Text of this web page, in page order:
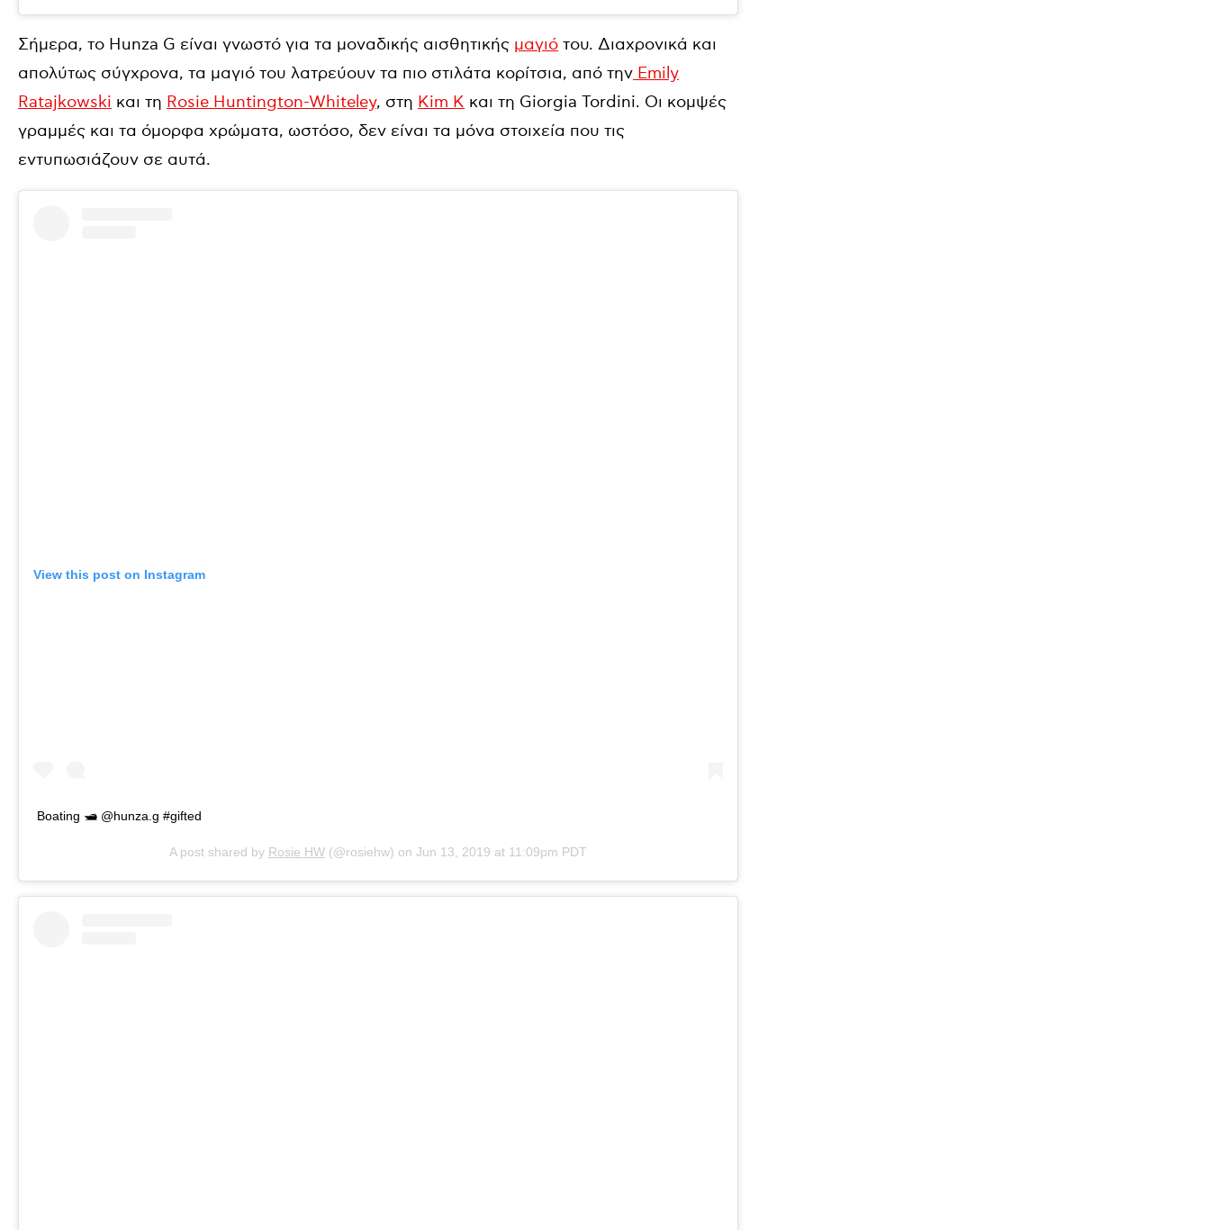
Σήμερα, το Hunza G είναι γνωστό για τα μοναδικής αισθητικής μαγιό του. Διαχρονικά και
απολύτως σύγχρονα, τα μαγιό του λατρεύουν τα πιο στιλάτα κορίτσια, από την Emily
Ratajkowski και τη Rosie Huntington-Whiteley, στη Kim K και τη Giorgia Tordini. Oι κομψές
γραμμές και τα όμορφα χρώματα, ωστόσο, δεν είναι τα μόνα στοιχεία που τις
εντυπωσιάζουν σε αυτά.
View this post on Instagram
Boating 🛥 @hunza.g #gifted
A post shared by Rosie HW (@rosiehw) on Jun 13, 2019 at 11:09pm PDT